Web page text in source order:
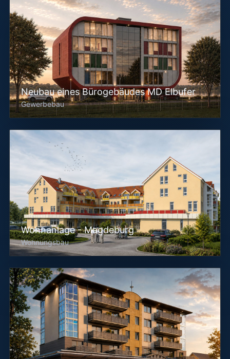
Neubau eines Bürogebäudes MD Elbufer
Gewerbebau
Wohnanlage - Magdeburg
Wohnungsbau